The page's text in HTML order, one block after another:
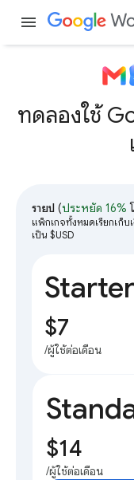
menu
ทดลองใช้
รายปี (ประหยัด 16%
แพ็กเกจทั้งหมดเรียกเก็บ
เป็น $USD
Starter
$7
/ผู้ใช้ต่อเดือน
$14
/ผู้ใช้ต่อเดือน